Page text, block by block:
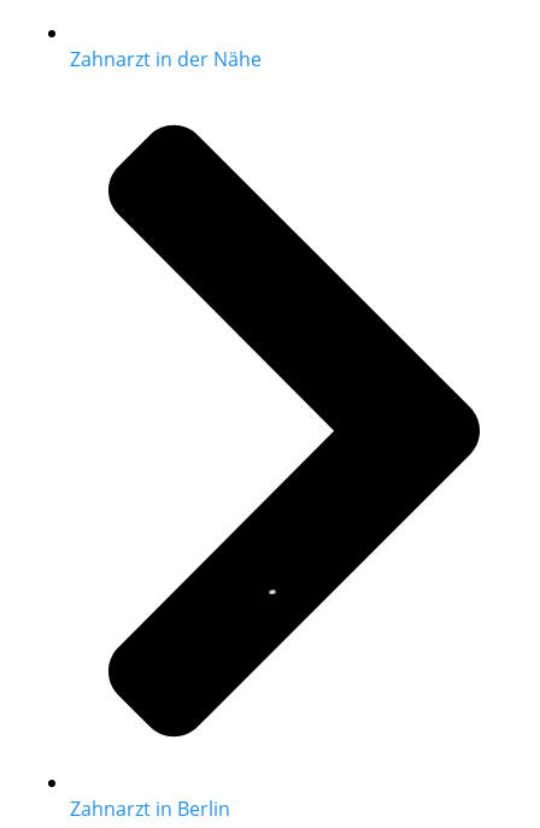
Zahnarzt in der Nähe
Zahnarzt in Berlin